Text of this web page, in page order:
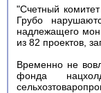
"Счетный
Грубо
надлежащего
из 82 проектов,
Временно не
фонда